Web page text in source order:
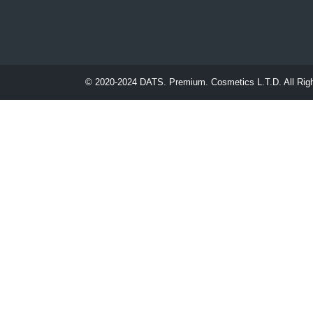
© 2020-2024 DATS. Premium. Cosmetics L.T.D. All